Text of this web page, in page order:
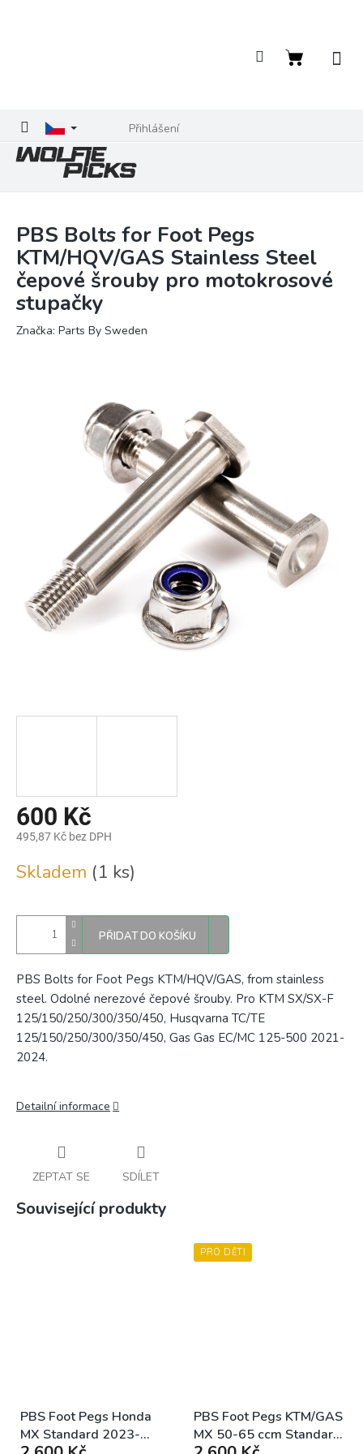
Přihlášení
Nákupní
PBS Bolts for Foot Pegs
KTM/HQV/GAS Stainless Steel
čepové šrouby pro motokrosové
stupačky
Značka: Parts By Sweden
600 Kč
495,87 Kč bez DPH
cena:
Skladem (1 ks)
PŘIDAT DO KOŠÍKU
PBS Bolts for Foot Pegs KTM/HQV/GAS, from stainless
steel. Odolné nerezové čepové šrouby. Pro KTM SX/SX-F
125/150/250/300/350/450, Husqvarna TC/TE
125/150/250/300/350/450, Gas Gas EC/MC 125-500 2021-
2024.
Detailní informace
ZEPTAT SE SDÍLET
Související produkty
PBS Foot Pegs Honda
MX Standard 2023-
PRO DĚTI
PBS Foot Pegs KTM/GAS
MX 50-65 ccm Standard